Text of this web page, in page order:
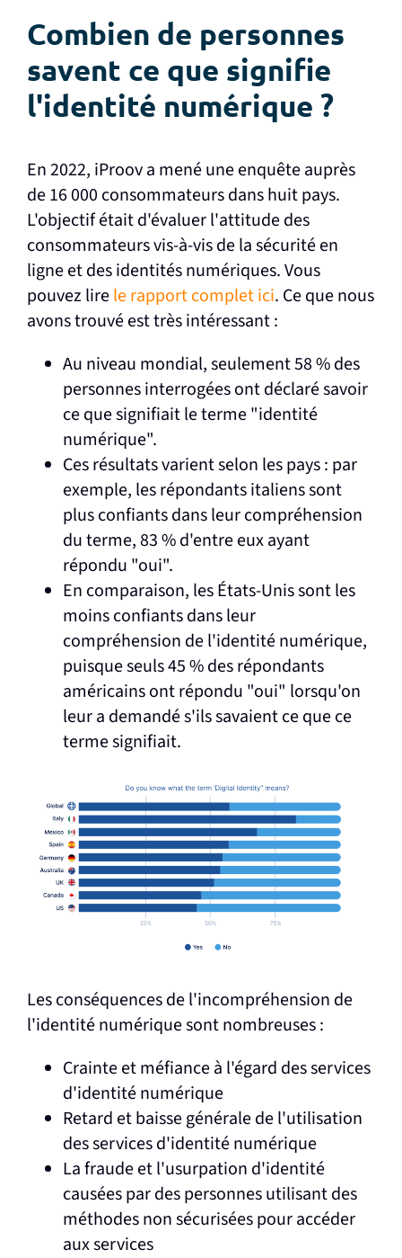
Combien de personnes
savent ce que signifie
l'identité numérique ?
En 2022, iProov a mené une enquête auprès
de 16 000 consommateurs dans huit pays.
L'objectif était d'évaluer l'attitude des
consommateurs vis-à-vis de la sécurité en
ligne et des identités numériques. Vous
pouvez lirele rapport complet ici. Ce que nous
avons trouvé est très intéressant :
Au niveau mondial, seulement 58 % des
personnes interrogées ont déclaré savoir
ce que signifiait le terme "identité
numérique".
Ces résultats varient selon les pays : par
exemple, les répondants italiens sont
plus confiants dans leur compréhension
du terme, 83 % d'entre eux ayant
répondu "oui".
En comparaison, les États-Unis sont les
moins confiants dans leur
compréhension de l'identité numérique,
puisque seuls 45 % des répondants
américains ont répondu "oui" lorsqu'on
leur a demandé s'ils savaient ce que ce
terme signifiait.
Les conséquences de l'incompréhension de
l'identité numérique sont nombreuses :
Crainte et méfiance à l'égard des services
d'identité numérique
Retard et baisse générale de l'utilisation
des services d'identité numérique
La fraude et l'usurpation d'identité
causées par des personnes utilisant des
méthodes non sécurisées pour accéder
aux services